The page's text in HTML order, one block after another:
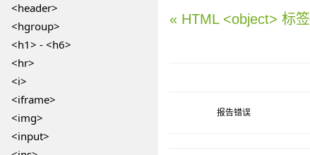
<header>
<hgroup>
<h1> - <h6>
<hr>
<i>
<iframe>
<img>
<input>
« HTML <object> 标签
报告错误